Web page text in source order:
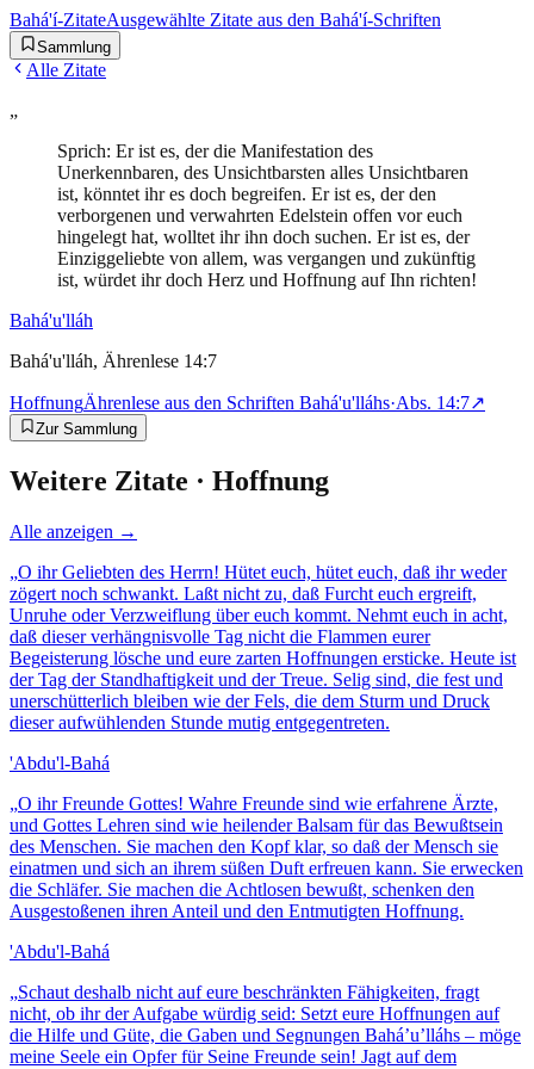
Bahá'í-ZitateAusgewählte Zitate aus den Bahá'í-Schriften
Sammlung
Alle Zitate
„
Sprich: Er ist es, der die Manifestation des
Unerkennbaren, des Unsichtbarsten alles Unsichtbaren
ist, könntet ihr es doch begreifen. Er ist es, der den
verborgenen und verwahrten Edelstein offen vor euch
hingelegt hat, wolltet ihr ihn doch suchen. Er ist es, der
Einziggeliebte von allem, was vergangen und zukünftig
ist, würdet ihr doch Herz und Hoffnung auf Ihn richten!
Bahá'u'lláh
Bahá'u'lláh, Ährenlese 14:7
HoffnungÄhrenlese aus den Schriften Bahá'u'lláhs·Abs. 14:7↗
Zur Sammlung
Weitere Zitate · Hoffnung
Alle anzeigen →
„O ihr Geliebten des Herrn! Hütet euch, hütet euch, daß ihr weder
zögert noch schwankt. Laßt nicht zu, daß Furcht euch ergreift,
Unruhe oder Verzweiflung über euch kommt. Nehmt euch in acht,
daß dieser verhängnisvolle Tag nicht die Flammen eurer
Begeisterung lösche und eure zarten Hoffnungen ersticke. Heute ist
der Tag der Standhaftigkeit und der Treue. Selig sind, die fest und
unerschütterlich bleiben wie der Fels, die dem Sturm und Druck
dieser aufwühlenden Stunde mutig entgegentreten.
'Abdu'l-Bahá
„O ihr Freunde Gottes! Wahre Freunde sind wie erfahrene Ärzte,
und Gottes Lehren sind wie heilender Balsam für das Bewußtsein
des Menschen. Sie machen den Kopf klar, so daß der Mensch sie
einatmen und sich an ihrem süßen Duft erfreuen kann. Sie erwecken
die Schläfer. Sie machen die Achtlosen bewußt, schenken den
Ausgestoßenen ihren Anteil und den Entmutigten Hoffnung.
'Abdu'l-Bahá
„Schaut deshalb nicht auf eure beschränkten Fähigkeiten, fragt
nicht, ob ihr der Aufgabe würdig seid: Setzt eure Hoffnungen auf
die Hilfe und Güte, die Gaben und Segnungen Bahá’u’lláhs – möge
meine Seele ein Opfer für Seine Freunde sein! Jagt auf dem